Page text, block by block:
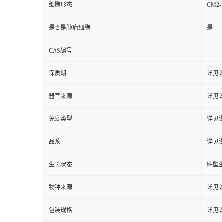
细胞形态
是否是肿瘤细胞 是
CAS编号
保质期 详见
器官来源 详见
免疫类型 详见
品系 详见
生长状态 贴壁
物种来源 详见
包装规格 详见